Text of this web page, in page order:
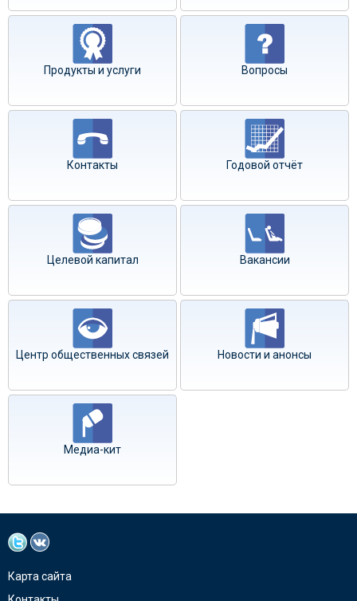
Продукты и услуги Вопросы
Контакты Годовой отчёт
Целевой капитал Вакансии
Центр общественных связей Новости и анонсы
Медиа-кит
Карта сайта